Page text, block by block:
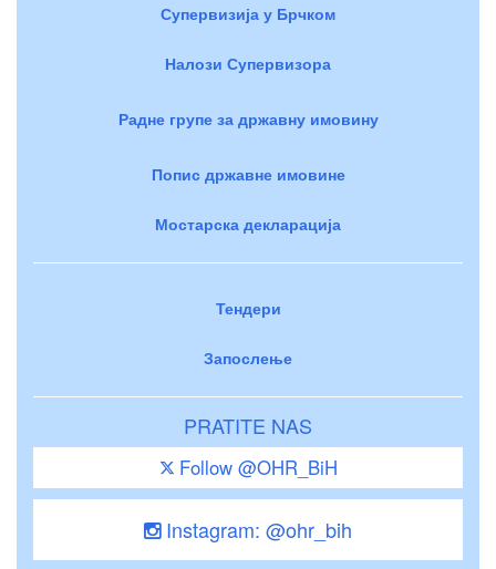
Супервизија у Брчком
Налози Супервизора
Радне групе за државну имовину
Попис државне имовине
Мостарска декларација
Тендери
Запослење
PRATITE NAS
Follow @OHR_BiH
Instagram: @ohr_bih